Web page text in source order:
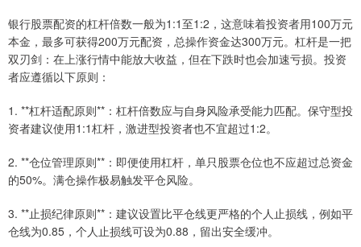
银行股票配资的杠杆倍数一般为1:1至1:2，这意味着投资者用100万元
本金，最多可获得200万元配资，总操作资金达300万元。杠杆是一把
双刃剑：在上涨行情中能放大收益，但在下跌时也会加速亏损。投资
者应遵循以下原则：
1. **杠杆适配原则**：杠杆倍数应与自身风险承受能力匹配。保守型投
资者建议使用1:1杠杆，激进型投资者也不宜超过1:2。
2. **仓位管理原则**：即便使用杠杆，单只股票仓位也不应超过总资金
的50%。满仓操作极易触发平仓风险。
3. **止损纪律原则**：建议设置比平仓线更严格的个人止损线，例如平
仓线为0.85，个人止损线可设为0.88，留出安全缓冲。